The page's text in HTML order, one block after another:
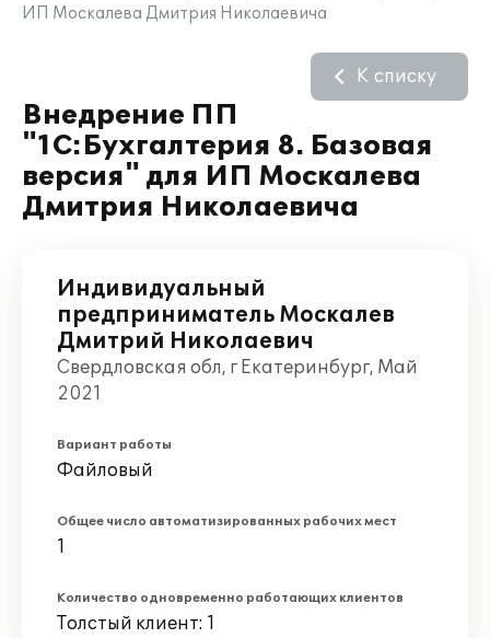
ИП Москалева Дмитрия Николаевича
Внедрение ПП
"1С:Бухгалтерия 8. Базовая
версия" для ИП Москалева
Дмитрия Николаевича
К списку
Индивидуальный
предприниматель Москалев
Дмитрий Николаевич
Свердловская обл, г Екатеринбург, Май
2021
Вариант работы
Файловый
Общее число автоматизированных рабочих мест
1
Количество одновременно работающих клиентов
Толстый клиент: 1